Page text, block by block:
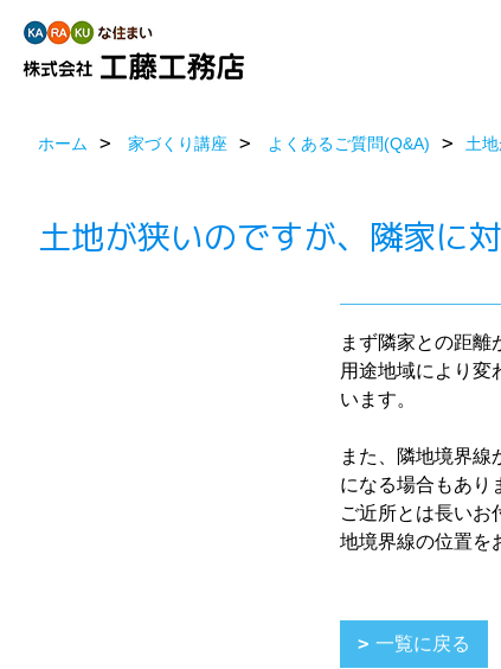
ホーム 家づくり講座 よくあるご質問(Q&A) 土
土地が狭いのですが、隣家に
まず隣家との距離
用途地域により変
います。
また、隣地境界線
になる場合もあり
ご近所とは長いお
地境界線の位置を
一覧に戻る